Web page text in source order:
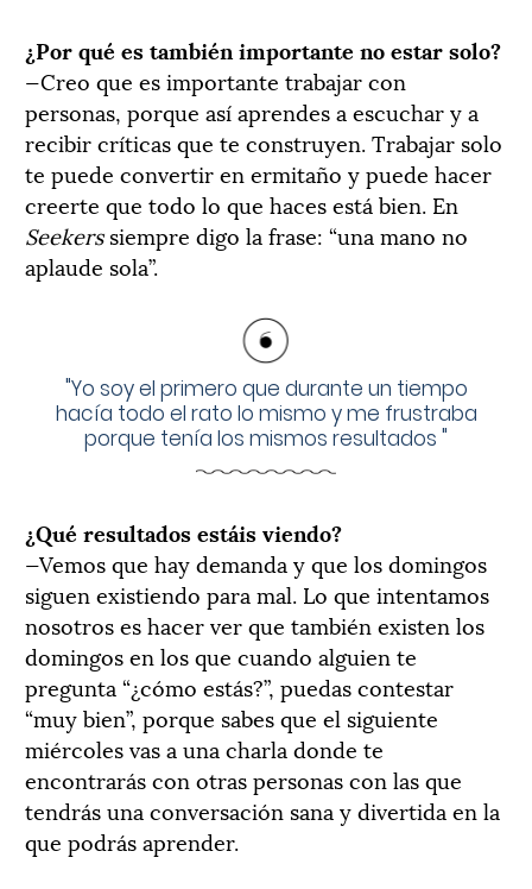
¿Por qué es también importante no estar solo?
—Creo que es importante trabajar con
personas, porque así aprendes a escuchar y a
recibir críticas que te construyen. Trabajar solo
te puede convertir en ermitaño y puede hacer
creerte que todo lo que haces está bien. En
Seekerssiempre digo la frase: “una mano no
aplaude sola”.
"Yo soy el primero que durante un tiempo
hacía todo el rato lo mismo y me frustraba
porque tenía los mismos resultados "
¿Qué resultados estáis viendo?
—Vemos que hay demanda y que los domingos
siguen existiendo para mal. Lo que intentamos
nosotros es hacer ver que también existen los
domingos en los que cuando alguien te
pregunta “¿cómo estás?”, puedas contestar
“muy bien”, porque sabes que el siguiente
miércoles vas a una charla donde te
encontrarás con otras personas con las que
tendrás una conversación sana y divertida en la
que podrás aprender.